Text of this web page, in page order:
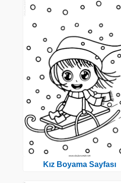
Kız Boyama Sayfası